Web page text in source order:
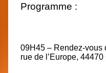
Programme :
09H45 – Rendez-vous
rue de l’Europe,